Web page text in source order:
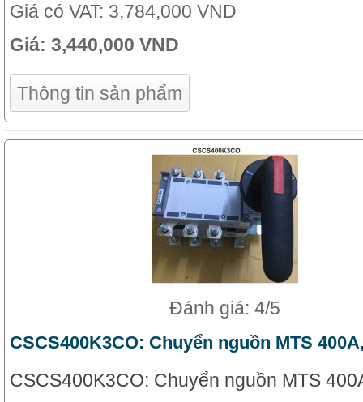
Giá có VAT: 3,784,000 VND
Giá: 3,440,000 VND
Thông tin sản phẩm
Đánh giá: 4/5
CSCS400K3CO: Chuyển nguồn MTS
CSCS400K3CO: Chuyển nguồn MTS